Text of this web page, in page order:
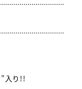
入り!!